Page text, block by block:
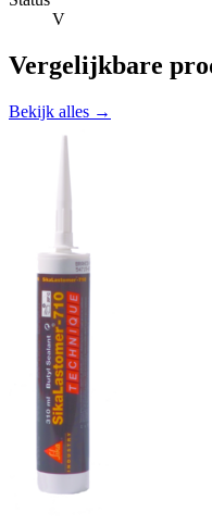
V
Vergelijkbare
Bekijk alles →